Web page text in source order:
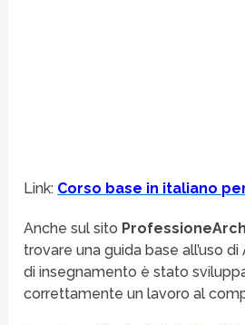
Link: Corso base in italiano
Anche sul sito
trovare una guida base all’uso
di insegnamento è stato
correttamente un lavoro al